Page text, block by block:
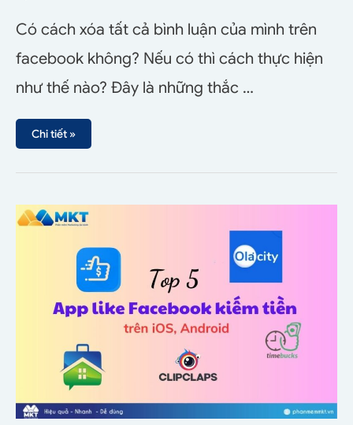
Có cách xóa tất cả bình luận của mình trên
facebook không? Nếu có thì cách thực hiện
như thế nào? Đây là những thắc …
Chi tiết »